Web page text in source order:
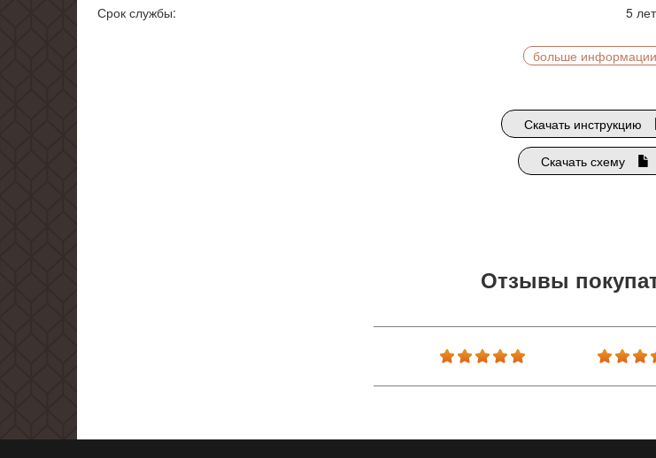
Срок службы:
5 лет
больше информации
Скачать инструкцию
Скачать схему
Отзывы